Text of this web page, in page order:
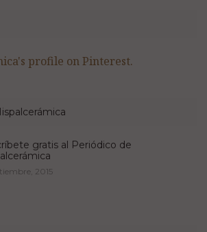
profile on Pinterest.
gratis al Periódico de
2015